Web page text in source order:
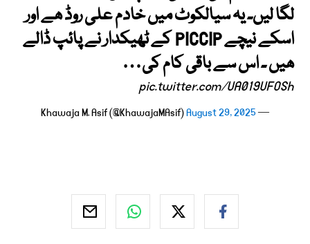
لگا لیں۔ یہ سیالکوٹ میں خادم علی روڈ ھے اور
اسکے نیچے PICCIP کے ٹھیکدار نے پائپ ڈالے
ھیں ۔ اس سے باقی کام کی…
pic.twitter.com/UA019UFOSh
— Khawaja M. Asif (@KhawajaMAsif)
August 29, 2025